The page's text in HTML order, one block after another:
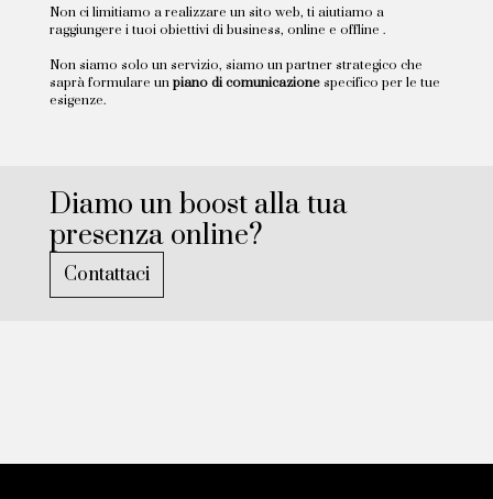
Non ci limitiamo a realizzare un sito web, ti aiutiamo a
raggiungere i tuoi obiettivi di business, online e offline .
Non siamo solo un servizio, siamo un partner strategico che
saprà formulare unpiano di comunicazionespecifico per le tue
esigenze.
Diamo un boost alla tua
presenza online?
Contattaci